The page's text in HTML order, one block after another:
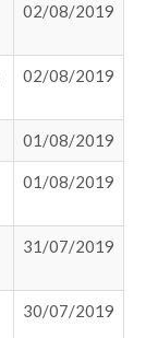
02/08/2019
02/08/2019
01/08/2019
01/08/2019
31/07/2019
30/07/2019